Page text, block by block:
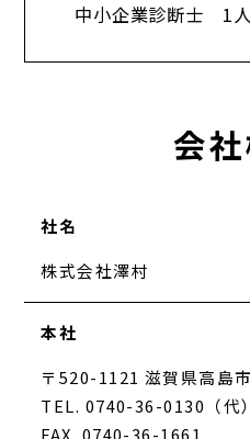
中小企業診断士 1人​
会
社名
株式会社澤村
本社
〒520-1121 滋賀県高島
TEL. 0740-36-0130（代）
FAX. 0740-36-1661